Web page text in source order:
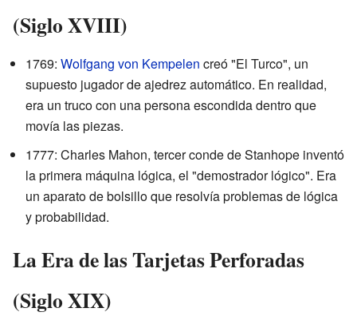
(Siglo XVIII)
1769: Wolfgang von Kempelen creó "El Turco", un
supuesto jugador de ajedrez automático. En realidad,
era un truco con una persona escondida dentro que
movía las piezas.
1777: Charles Mahon, tercer conde de Stanhope inventó
la primera máquina lógica, el "demostrador lógico". Era
un aparato de bolsillo que resolvía problemas de lógica
y probabilidad.
La Era de las Tarjetas Perforadas
(Siglo XIX)